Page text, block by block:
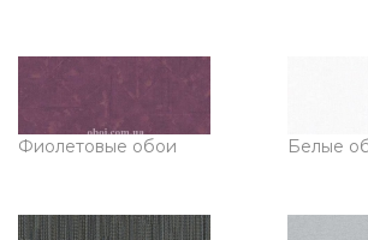
Фиолетовые обои Белые